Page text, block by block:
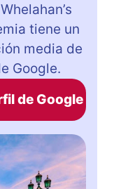
tiene un
media de
Google.
de Google